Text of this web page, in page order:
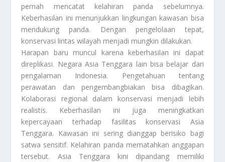
pernah mencatat kelahiran panda sebelumnya.
Keberhasilan ini menunjukkan lingkungan kawasan bisa
mendukung panda. Dengan pengelolaan tepat,
konservasi lintas wilayah menjadi mungkin dilakukan.
Harapan baru muncul karena keberhasilan ini dapat
direplikasi. Negara Asia Tenggara lain bisa belajar dari
pengalaman Indonesia. Pengetahuan tentang
perawatan dan pengembangbiakan bisa dibagikan.
Kolaborasi regional dalam konservasi menjadi lebih
realistis. Keberhasilan ini juga meningkatkan
kepercayaan terhadap fasilitas konservasi Asia
Tenggara. Kawasan ini sering dianggap berisiko bagi
satwa sensitif. Kelahiran panda mematahkan anggapan
tersebut. Asia Tenggara kini dipandang memiliki